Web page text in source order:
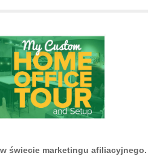
świecie marketingu afiliacyjnego.